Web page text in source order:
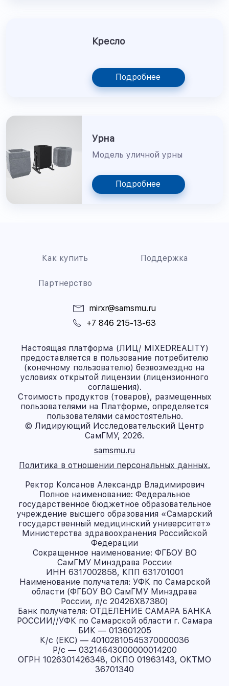
Кресло
Подробнее
Урна
Модель уличной урны
Подробнее
Как купить Поддержка
Партнерство
mirxr@samsmu.ru
+7 846 215-13-63
Настоящая платформа (ЛИЦ/ MIXEDREALITY)
предоставляется в пользование потребителю
(конечному пользователю) безвозмездно на
условиях открытой лицензии (лицензионного
соглашения).
Стоимость продуктов (товаров), размещенных
пользователями на Платформе, определяется
пользователями самостоятельно.
© Лидирующий Исследовательский Центр
СамГМУ, 2026.
samsmu.ru
Политика в отношении персональных данных.
Ректор Колсанов Александр Владимирович
Полное наименование: Федеральное
государственное бюджетное образовательное
учреждение высшего образования «Самарский
государственный медицинский университет»
Министерства здравоохранения Российской
Федерации
Сокращенное наименование: ФГБОУ ВО
СамГМУ Минздрава России
ИНН 6317002858, КПП 631701001
Наименование получателя: УФК по Самарской
области (ФГБОУ ВО СамГМУ Минздрава
России, л/с 20426X87380)
Банк получателя: ОТДЕЛЕНИЕ САМАРА БАНКА
РОССИИ//УФК по Самарской области г. Самара
БИК — 013601205
К/с (ЕКС) — 40102810545370000036
Р/с — 03214643000000014200
ОГРН 1026301426348, ОКПО 01963143, ОКТМО
36701340